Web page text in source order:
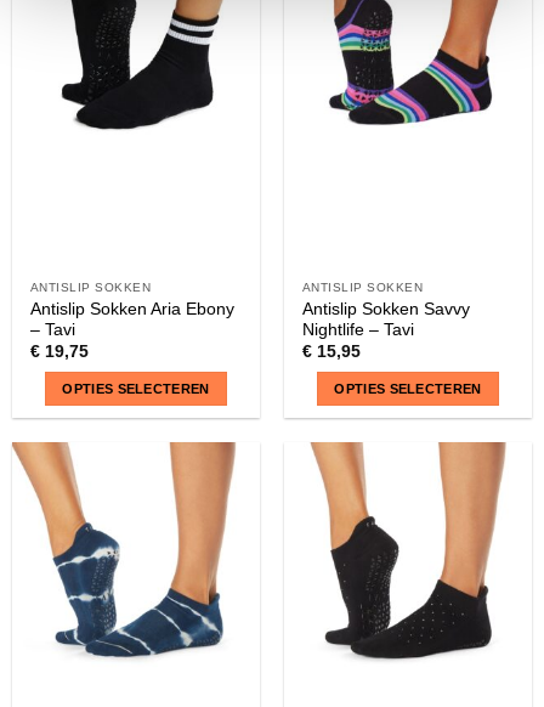
ANTISLIP SOKKEN
Antislip Sokken Aria Ebony
– Tavi
€19,75
OPTIES SELECTEREN
product
heeft
meerdere
variaties.
Deze
optie
gekozen
worden
ANTISLIP SOKKEN
Antislip Sokken Savvy
Nightlife – Tavi
€15,95
OPTIES SELECTEREN
product
heeft
meerdere
variaties.
Deze
optie
gekozen
worden